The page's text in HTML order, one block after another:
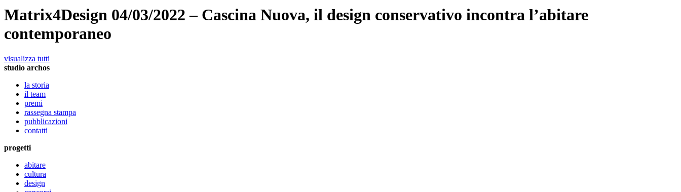
Matrix4Design 04/03/2022 – Cascina Nuova, il design conservativo incontra l’abitare
contemporaneo
visualizza tutti
studio archos
la storia
il team
premi
rassegna stampa
pubblicazioni
contatti
progetti
abitare
cultura
design